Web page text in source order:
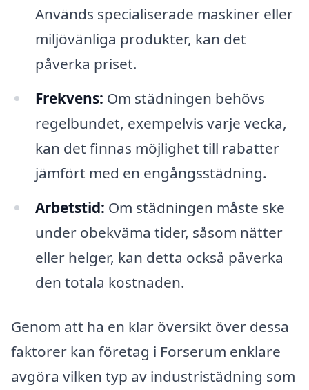
Används specialiserade maskiner eller
miljövänliga produkter, kan det
påverka priset.
Frekvens: Om städningen behövs
regelbundet, exempelvis varje vecka,
kan det finnas möjlighet till rabatter
jämfört med en engångsstädning.
Arbetstid: Om städningen måste ske
under obekväma tider, såsom nätter
eller helger, kan detta också påverka
den totala kostnaden.
Genom att ha en klar översikt över dessa
faktorer kan företag i Forserum enklare
avgöra vilken typ av industristädning som